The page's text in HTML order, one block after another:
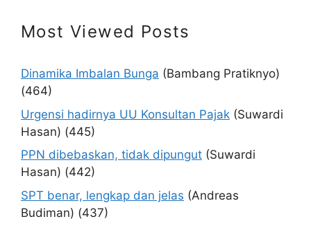
Most Viewed Posts
Dinamika Imbalan Bunga (Bambang Pratiknyo)
(464)
Urgensi hadirnya UU Konsultan Pajak (Suwardi
Hasan) (445)
PPN dibebaskan, tidak dipungut (Suwardi
Hasan) (442)
SPT benar, lengkap dan jelas (Andreas
Budiman) (437)